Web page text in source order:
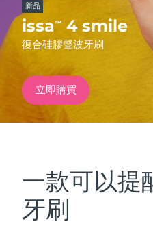
新品
issa™ 4 smile
復合硅膠聲波牙刷
立即購買
一款可以提
牙刷
特別優惠
紅光療法
法國
德國
加拿大
奧地利
巴林